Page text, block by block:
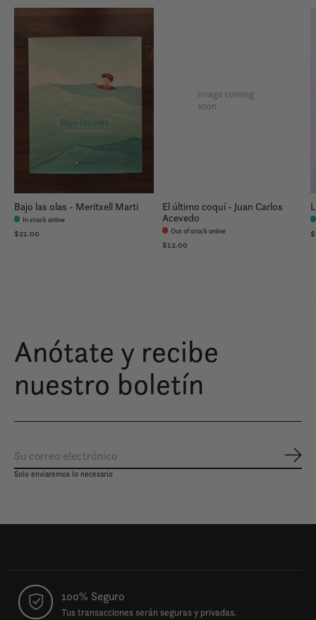
Bajo las olas - Meritxell Marti
In stock online
$21.00
Image coming
soon
El último coquí - Juan Carlos
Acevedo
Out of stock online
$12.00
Anótate y recibe
nuestro boletín
Solo enviaremos lo necesario
100% Seguro
Tus transacciones serán seguras y privadas.